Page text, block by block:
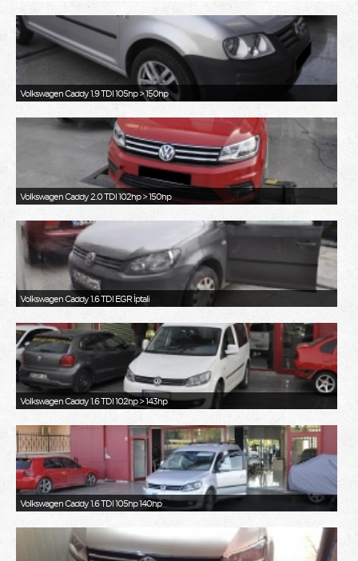
Volkswagen Caddy 1.9 TDI 105hp > 150hp
Volkswagen Caddy 2.0 TDI 102hp > 150hp
Volkswagen Caddy 1.6 TDI EGR İptali
Volkswagen Caddy 1.6 TDI 102hp > 143hp
Volkswagen Caddy 1.6 TDI 105hp 140hp